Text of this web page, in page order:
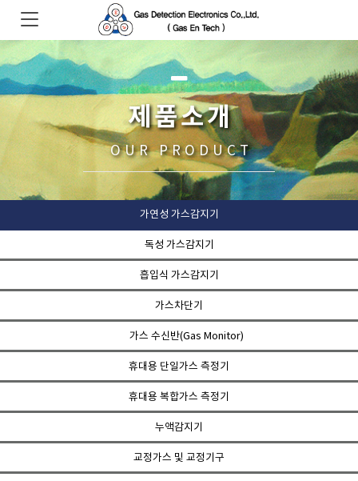
제품소개
OUR PRODUCT
가연성 가스감지기
독성 가스감지기
흡입식 가스감지기
가스차단기
가스 수신반(Gas Monitor)
휴대용 단일가스 측정기
휴대용 복합가스 측정기
누액감지기
교정가스 및 교정기구